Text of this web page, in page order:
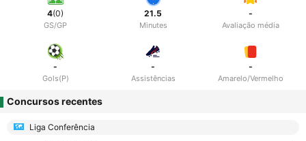
4(0)
GS/GP
21.5
Minutes
-
Avaliação média
-
Gols(P)
-
Assistências
-
Amarelo/Vermelho
Concursos recentes
Liga Conferência